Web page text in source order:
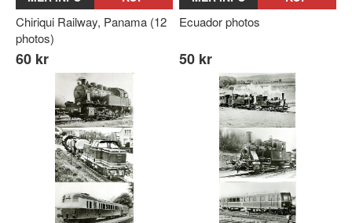
Chiriqui Railway, Panama (12
photos)
60 kr
Ecuador photos
50 kr